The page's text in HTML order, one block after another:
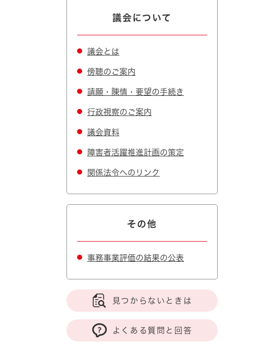
議会について
議会とは
傍聴のご案内
請願・陳情・要望の手続き
行政視察のご案内
議会資料
障害者活躍推進計画の策定
関係法令へのリンク
その他
事務事業評価の結果の公表
見つからないときは
よくある質問と回答